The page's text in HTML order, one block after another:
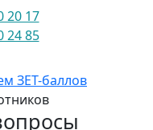
20 17
24 85
ЗЕТ-баллов